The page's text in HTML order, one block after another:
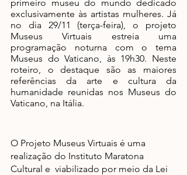
primeiro museu do mundo dedicado
exclusivamente às artistas mulheres. Já
no dia 29/11 (terça-feira), o projeto
Museus Virtuais estreia uma
programação noturna com o tema
Museus do Vaticano, às 19h30. Neste
roteiro, o destaque são as maiores
referências da arte e cultura da
humanidade reunidas nos Museus do
Vaticano, na Itália.
O Projeto Museus Virtuais é uma
realização do Instituto Maratona
Cultural e  viabilizado por meio da Lei